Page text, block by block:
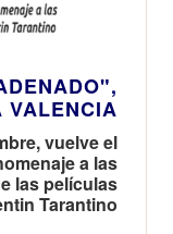
VALENCIA
vuelve el
a las
las películas
Tarantino